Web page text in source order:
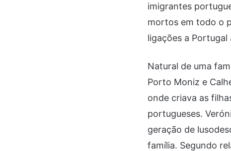
imigrantes
mortos em todo o
ligações a
Natural de uma
Porto Moniz e
onde criava as
portugueses.
geração de
família. Segundo